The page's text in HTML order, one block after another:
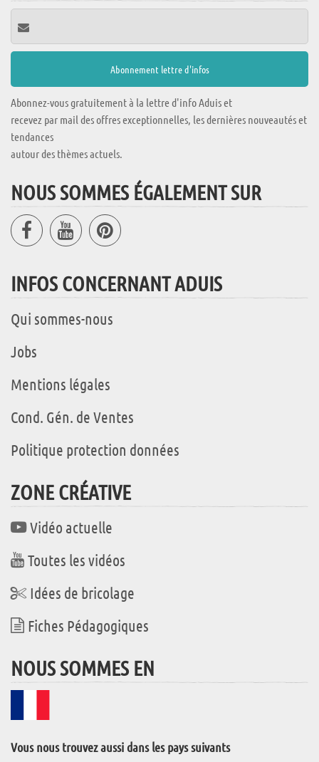
Abonnez-vous gratuitement à la lettre d'info Aduis et
recevez par mail des offres exceptionnelles, les dernières nouveautés et
tendances
autour des thèmes actuels.
NOUS SOMMES ÉGALEMENT SUR
INFOS CONCERNANT ADUIS
Qui sommes-nous
Jobs
Mentions légales
Cond. Gén. de Ventes
Politique protection données
ZONE CRÉATIVE
Vidéo actuelle
Toutes les vidéos
Idées de bricolage
Fiches Pédagogiques
NOUS SOMMES EN
Vous nous trouvez aussi dans les pays suivants